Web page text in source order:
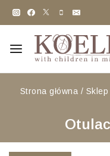
Strona główna / Sklep